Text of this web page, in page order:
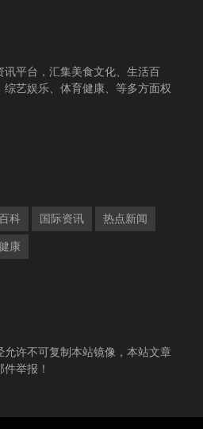
平台，汇集美食文化、生活百
艺娱乐、体育健康、等多方面权
科 国际资讯 热点新闻
康
许不可复制本站镜像，本站文章
举报！